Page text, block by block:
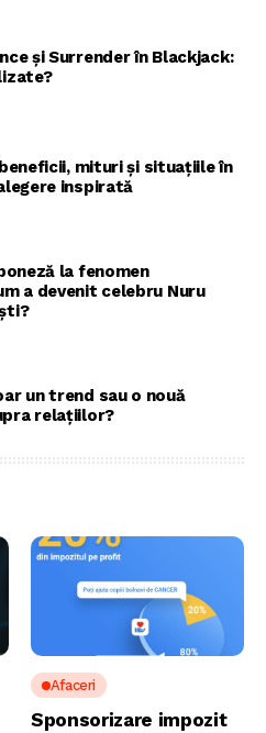
și Surrender în Blackjack:
mituri și situațiile în
inspirată
la fenomen
a devenit celebru Nuru
un trend sau o nouă
relațiilor?
Afaceri
Sponsorizare impozit